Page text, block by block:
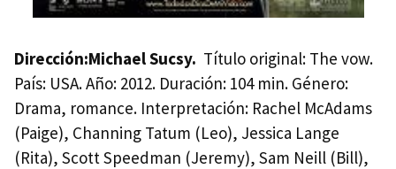
Dirección:Michael Sucsy. Título original: The vow.
País: USA. Año: 2012. Duración: 104 min. Género:
Drama, romance. Interpretación: Rachel McAdams
(Paige), Channing Tatum (Leo), Jessica Lange
(Rita), Scott Speedman (Jeremy), Sam Neill (Bill),